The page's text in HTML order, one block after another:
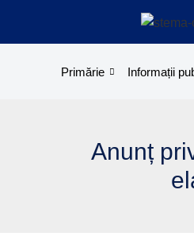
Primărie Informații
Anunț